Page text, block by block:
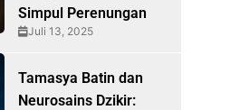
Simpul Perenungan
Juli 13, 2025
Tamasya Batin dan
Neurosains Dzikir: